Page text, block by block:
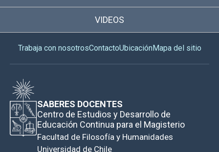
VIDEOS
Trabaja con nosotrosContactoUbicaciónMapa del sitio
SABERES DOCENTES
Centro de Estudios y Desarrollo de
Educación Continua para el Magisterio
Facultad de Filosofía y Humanidades
Universidad de Chile